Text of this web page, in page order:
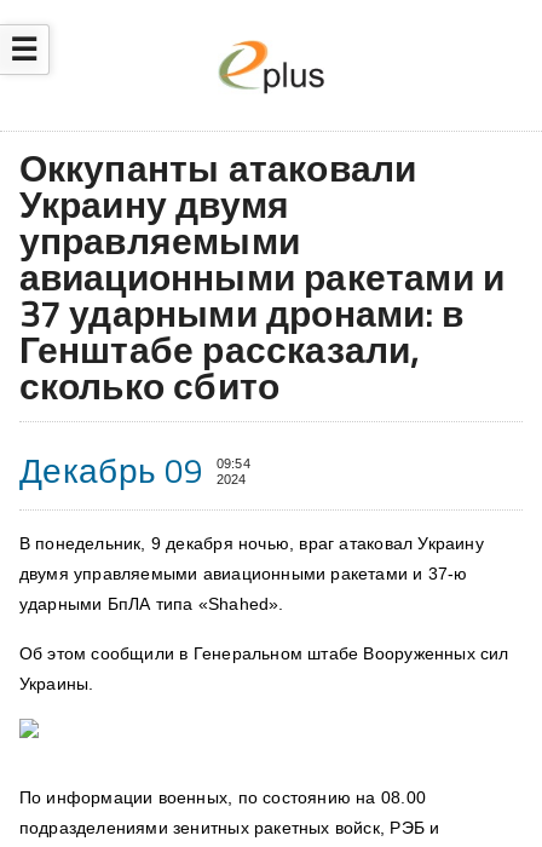
☰
Оккупанты атаковали
Украину двумя
управляемыми
авиационными ракетами и
37 ударными дронами: в
Генштабе рассказали,
сколько сбито
Декабрь 09
09:54
2024
В понедельник, 9 декабря ночью, враг атаковал Украину
двумя управляемыми авиационными ракетами и 37-ю
ударными БпЛА типа «Shahed».
Об этом сообщили в Генеральном штабе Вооруженных сил
Украины.
По информации военных, по состоянию на 08.00
подразделениями зенитных ракетных войск, РЭБ и